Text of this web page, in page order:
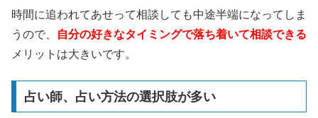
時間に追われてあせって相談しても中途半端になってしま
うので、
自分の好きなタイミングで落ち着いて相談できる
メリットは大きいです。
占い師、占い方法の選択肢が多い